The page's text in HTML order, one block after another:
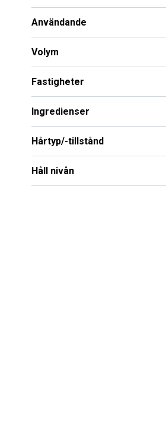
Användande
Volym
Fastigheter
Ingredienser
Hårtyp/-tillstånd
Håll nivån